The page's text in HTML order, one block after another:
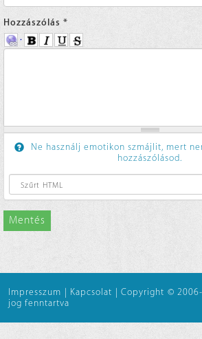
Hozzászólás *
Ne használj emotikon szmájlit, mert
hozzászólásod.
Mentés
Impresszum | Kapcsolat | Copyright ©
jog fenntartva